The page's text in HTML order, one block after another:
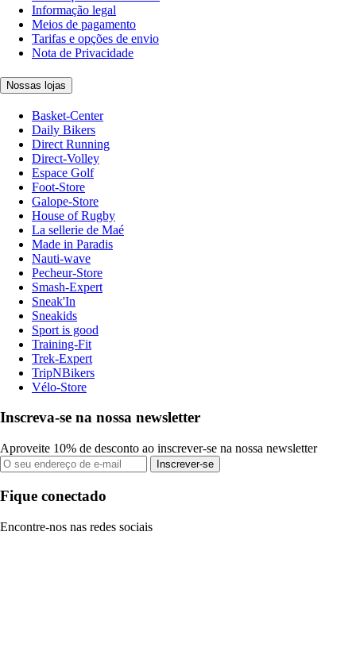
Informação legal
Meios de pagamento
Tarifas e opções de envio
Nota de Privacidade
Nossas lojas
Basket-Center
Daily Bikers
Direct Running
Direct-Volley
Espace Golf
Foot-Store
Galope-Store
House of Rugby
La sellerie de Maé
Made in Paradis
Nauti-wave
Pecheur-Store
Smash-Expert
Sneak'In
Sneakids
Sport is good
Training-Fit
Trek-Expert
TripNBikers
Vélo-Store
Inscreva-se na nossa newsletter
Aproveite 10% de desconto ao inscrever-se na nossa newsletter
Inscrever-se
Fique conectado
Encontre-nos nas redes sociais